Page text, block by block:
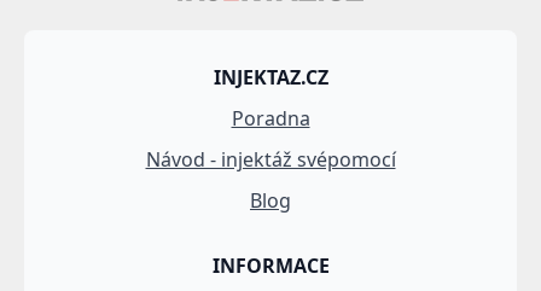
INJEKTAZ.CZ
Poradna
Návod - injektáž svépomocí
Blog
INFORMACE